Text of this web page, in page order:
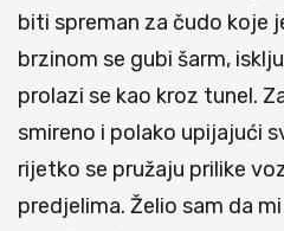
biti spreman za čudo koje
brzinom se gubi šarm,
prolazi se kao kroz tunel.
smireno i polako upijajući
rijetko se pružaju prilike
predjelima. Želio sam da